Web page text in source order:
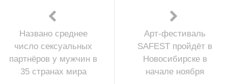
Названо среднее
число сексуальных
партнёров у мужчин в
35 странах мира
Арт-фестиваль
SAFEST пройдёт в
Новосибирске в
начале ноября